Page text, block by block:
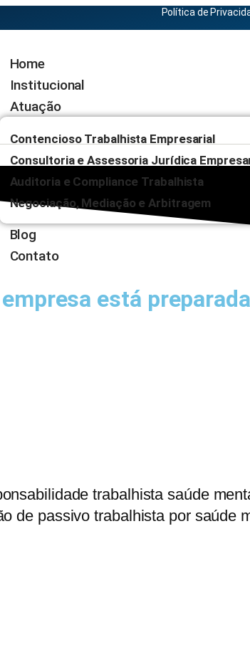
Política de
Home
Institucional
Atuação
Contencioso Trabalhista Empresarial
Consultoria e Assessoria Jurídica
Auditoria e Compliance Trabalhista
Negociação, Mediação e Arbitragem
Blog
Contato
está
trabalhista saúde
de passivo trabalhista por saúde